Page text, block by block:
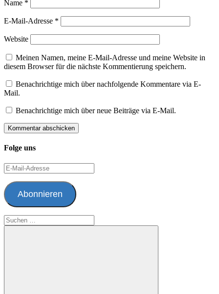
Name *
E-Mail-Adresse *
Website
Meinen Namen, meine E-Mail-Adresse und meine Website in
diesem Browser für die nächste Kommentierung speichern.
Benachrichtige mich über nachfolgende Kommentare via E-
Mail.
Benachrichtige mich über neue Beiträge via E-Mail.
Folge uns
E-
Mail-
Adresse
Abonnieren
Suchen
nach: